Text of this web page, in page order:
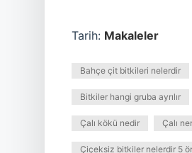
Tarih: Makaleler
Bahçe çit bitkileri nelerdir
Bitkiler hangi gruba ayrılır
Çalı kökü nedir Çalı
Çiçeksiz bitkiler nelerdir 5